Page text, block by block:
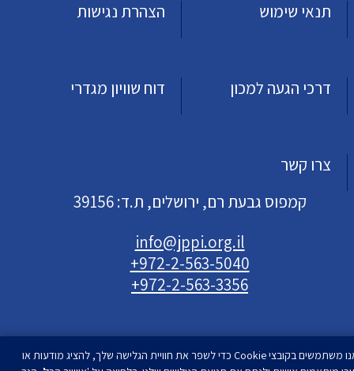
תנאי שימוש הצהרת נגישות
דרכי הגעה למכון דוח שוויון מגדרי
צרו קשר
קמפוס גבעת רם, ירושלים, ת.ד: 39156
info@jppi.org.il
+972-2-563-5040
+972-2-563-3356
אנו משתמשים בקובצי Cookie כדי לשפר את חוויית הגלישה שלך, להציג מודעות או